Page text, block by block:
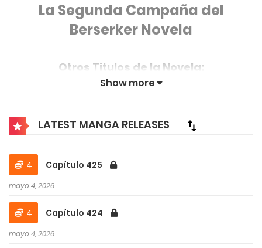
La Segunda Campaña del
Berserker Novela
Otros Titulos de la Novela:
Novela Español
Español
Tras tomar el control de un personaje
Show more
LATEST MANGA RELEASES
4 Capítulo 425
mayo 4, 2026
4 Capítulo 424
mayo 4, 2026